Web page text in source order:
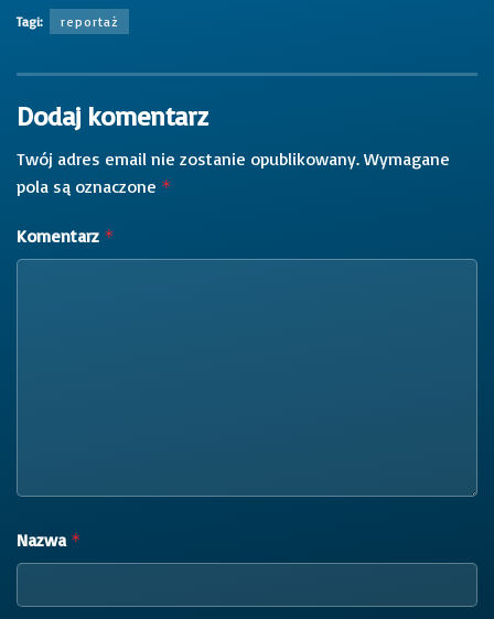
Tagi: reportaż
Dodaj komentarz
Twój adres email nie zostanie opublikowany. Wymagane
pola są oznaczone *
Komentarz *
Nazwa *